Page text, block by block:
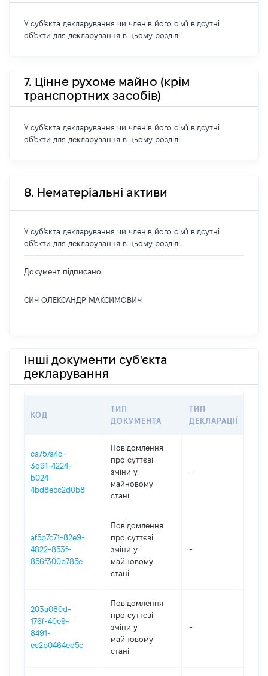
У суб'єкта декларування чи членів його сім'ї відсутні
об'єкти для декларування в цьому розділі.
7. Цінне рухоме майно (крім
транспортних засобів)
У суб'єкта декларування чи членів його сім'ї відсутні
об'єкти для декларування в цьому розділі.
8. Нематеріальні активи
У суб'єкта декларування чи членів його сім'ї відсутні
об'єкти для декларування в цьому розділі.
Документ підписано:
СИЧ ОЛЕКСАНДР МАКСИМОВИЧ
Інші документи суб'єкта
декларування
КОД
ТИП
ДОКУМЕНТА
ТИП
ДЕКЛАРАЦІЇ
ca757a4c-
3d91-4224-
b024-
4bd8e5c2d0b8
Повідомлення
про суттєві
зміни y
майновому
стані
-
af5b7c71-82e9-
4822-853f-
856f300b785e
Повідомлення
про суттєві
зміни y
майновому
стані
-
203a080d-
176f-40e9-
8491-
ec2b0464ed5c
Повідомлення
про суттєві
зміни y
майновому
стані
-